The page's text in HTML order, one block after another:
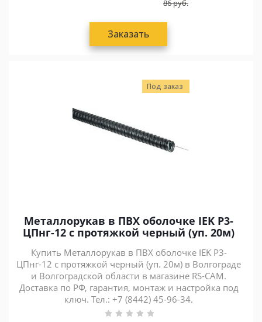
86руб.
Заказать
Под заказ
Металлорукав в ПВХ оболочке IEK Р3-
ЦПнг-12 с протяжкой черный (уп. 20м)
Купить Металлорукав в ПВХ оболочке IEK Р3-
ЦПнг-12 с протяжкой черный (уп. 20м) в Волгограде
и Волгоградской области в магазине RS-CAM.
Доставка по РФ, гарантия, монтаж и настройка под
ключ. Тел.: +7 (8442) 45-96-34.